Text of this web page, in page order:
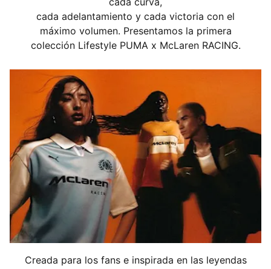
cada adelantamiento y cada victoria con el
máximo volumen. Presentamos la primera
colección Lifestyle PUMA x McLaren RACING.
Creada para los fans e inspirada en las leyendas